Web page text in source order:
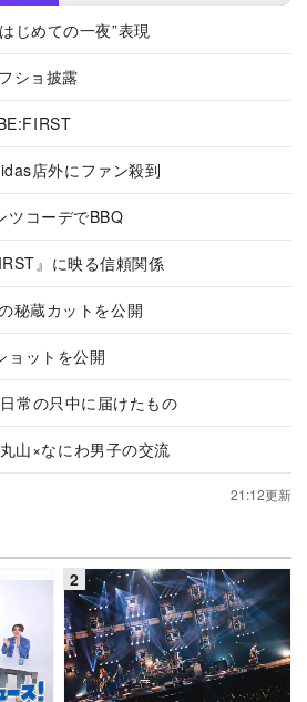
じめての一夜”表現
ショ披露
店外にファン殺到
ツコーデでBBQ
』に映る信頼関係
秘蔵カットを公開
ョットを公開
常の只中に届けたもの
山×なにわ男子の交流
21:12更新